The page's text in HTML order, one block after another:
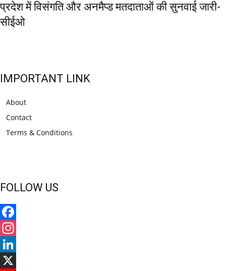
प्रदेश में विसंगति और अनमैप्ड मतदाताओं की सुनवाई जारी-
सीईओ
IMPORTANT LINK
About
Contact
Terms & Conditions
FOLLOW US
Facebook
Instagram
LinkedIn